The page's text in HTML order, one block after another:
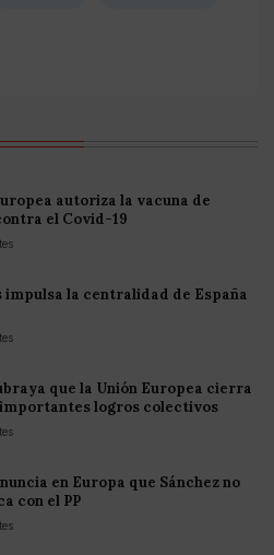
autoriza la vacuna de
el Covid-19
la centralidad de España
que la Unión Europea cierra
importantes logros colectivos
en Europa que Sánchez no
con el PP